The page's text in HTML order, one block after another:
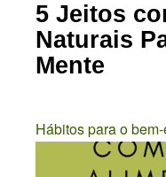
5 Jeitos
Naturais
Mente
Hábitos para o